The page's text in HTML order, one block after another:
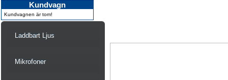
Kundvagn
Kundvagnen är tom!
Laddbart Ljus
Mikrofoner